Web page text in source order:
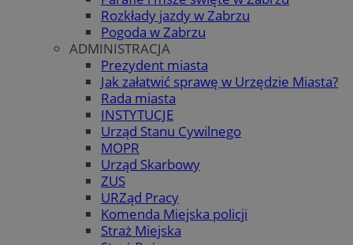
Rozkłady jazdy w Zabrzu
Pogoda w Zabrzu
ADMINISTRACJA
Prezydent miasta
Jak załatwić sprawę w Urzędzie Miasta?
Rada miasta
INSTYTUCJE
Urząd Stanu Cywilnego
MOPR
Urząd Skarbowy
ZUS
URZąd Pracy
Komenda Miejska policji
Straż Miejska